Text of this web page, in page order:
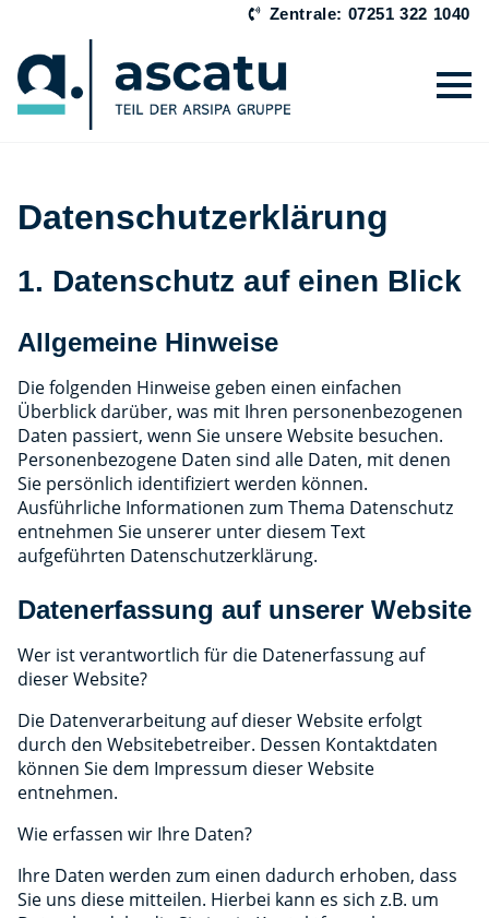
Zentrale: 07251 322 1040
Datenschutzerklärung
1. Datenschutz auf einen Blick
Allgemeine Hinweise
Die folgenden Hinweise geben einen einfachen
Überblick darüber, was mit Ihren personenbezogenen
Daten passiert, wenn Sie unsere Website besuchen.
Personenbezogene Daten sind alle Daten, mit denen
Sie persönlich identifiziert werden können.
Ausführliche Informationen zum Thema Datenschutz
entnehmen Sie unserer unter diesem Text
aufgeführten Datenschutzerklärung.
Datenerfassung auf unserer Website
Wer ist verantwortlich für die Datenerfassung auf
dieser Website?
Die Datenverarbeitung auf dieser Website erfolgt
durch den Websitebetreiber. Dessen Kontaktdaten
können Sie dem Impressum dieser Website
entnehmen.
Wie erfassen wir Ihre Daten?
Ihre Daten werden zum einen dadurch erhoben, dass
Sie uns diese mitteilen. Hierbei kann es sich z.B. um